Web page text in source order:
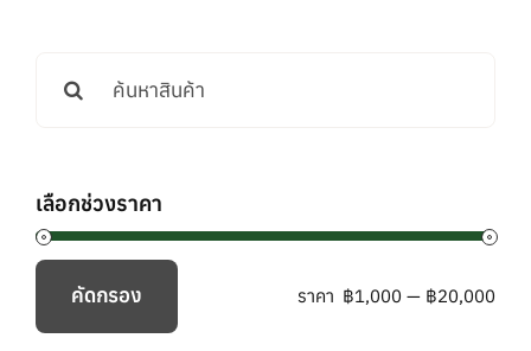
เลือกช่วงราคา
ราคา
ต่ำ
ราคา
สูงสุด
คัดกรอง ราคา ฿1,000 — ฿20,000